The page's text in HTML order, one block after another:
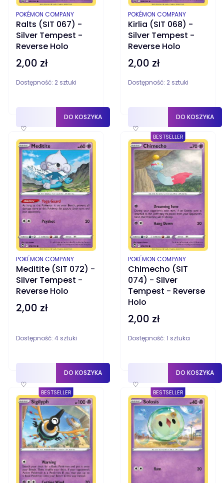
Ralts (SIT 067) -
Silver Tempest -
Reverse Holo
PRODUCENT
POKÉMON COMPANY
Cena
2,00 zł
Dostępność: 2 sztuki
♡
DO KOSZYKA
Kirlia (SIT 068) -
Silver Tempest -
Reverse Holo
PRODUCENT
POKÉMON COMPANY
Cena
2,00 zł
Dostępność: 2 sztuki
♡
DO KOSZYKA
Meditite (SIT 072) -
Silver Tempest -
Reverse Holo
PRODUCENT
POKÉMON COMPANY
Cena
2,00 zł
Dostępność: 4 sztuki
♡
DO KOSZYKA
BESTSELLER
Chimecho (SIT
074) - Silver
Tempest - Reverse
Holo
PRODUCENT
POKÉMON COMPANY
Cena
2,00 zł
Dostępność: 1 sztuka
♡
DO KOSZYKA
BESTSELLER BESTSELLER